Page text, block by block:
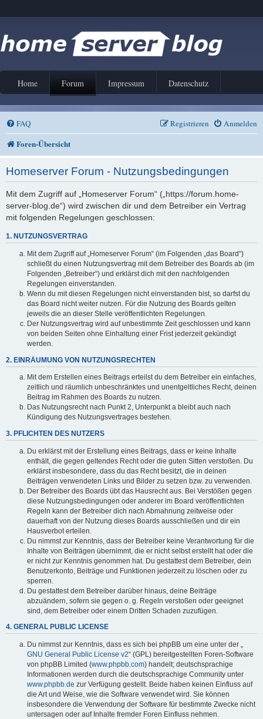
Home Forum Impressum Datenschutz
FAQ Anmelden
Registrieren
Foren-Übersicht
Homeserver Forum - Nutzungsbedingungen
Mit dem Zugriff auf „Homeserver Forum“ („https://forum.home-
server-blog.de“) wird zwischen dir und dem Betreiber ein Vertrag
mit folgenden Regelungen geschlossen:
1. NUTZUNGSVERTRAG
Mit dem Zugriff auf „Homeserver Forum“ (im Folgenden „das Board“)
schließt du einen Nutzungsvertrag mit dem Betreiber des Boards ab (im
Folgenden „Betreiber“) und erklärst dich mit den nachfolgenden
Regelungen einverstanden.
Wenn du mit diesen Regelungen nicht einverstanden bist, so darfst du
das Board nicht weiter nutzen. Für die Nutzung des Boards gelten
jeweils die an dieser Stelle veröffentlichten Regelungen.
Der Nutzungsvertrag wird auf unbestimmte Zeit geschlossen und kann
von beiden Seiten ohne Einhaltung einer Frist jederzeit gekündigt
werden.
2. EINRÄUMUNG VON NUTZUNGSRECHTEN
Mit dem Erstellen eines Beitrags erteilst du dem Betreiber ein einfaches,
zeitlich und räumlich unbeschränktes und unentgeltliches Recht, deinen
Beitrag im Rahmen des Boards zu nutzen.
Das Nutzungsrecht nach Punkt 2, Unterpunkt a bleibt auch nach
Kündigung des Nutzungsvertrages bestehen.
3. PFLICHTEN DES NUTZERS
Du erklärst mit der Erstellung eines Beitrags, dass er keine Inhalte
enthält, die gegen geltendes Recht oder die guten Sitten verstoßen. Du
erklärst insbesondere, dass du das Recht besitzt, die in deinen
Beiträgen verwendeten Links und Bilder zu setzen bzw. zu verwenden.
Der Betreiber des Boards übt das Hausrecht aus. Bei Verstößen gegen
diese Nutzungsbedingungen oder anderer im Board veröffentlichten
Regeln kann der Betreiber dich nach Abmahnung zeitweise oder
dauerhaft von der Nutzung dieses Boards ausschließen und dir ein
Hausverbot erteilen.
Du nimmst zur Kenntnis, dass der Betreiber keine Verantwortung für die
Inhalte von Beiträgen übernimmt, die er nicht selbst erstellt hat oder die
er nicht zur Kenntnis genommen hat. Du gestattest dem Betreiber, dein
Benutzerkonto, Beiträge und Funktionen jederzeit zu löschen oder zu
sperren.
Du gestattest dem Betreiber darüber hinaus, deine Beiträge
abzuändern, sofern sie gegen o. g. Regeln verstoßen oder geeignet
sind, dem Betreiber oder einem Dritten Schaden zuzufügen.
4. GENERAL PUBLIC LICENSE
Du nimmst zur Kenntnis, dass es sich bei phpBB um eine unter der „
GNU General Public License v2“ (GPL) bereitgestellten Foren-Software
von phpBB Limited (www.phpbb.com) handelt; deutschsprachige
Informationen werden durch die deutschsprachige Community unter
www.phpbb.de zur Verfügung gestellt. Beide haben keinen Einfluss auf
die Art und Weise, wie die Software verwendet wird. Sie können
insbesondere die Verwendung der Software für bestimmte Zwecke nicht
untersagen oder auf Inhalte fremder Foren Einfluss nehmen.